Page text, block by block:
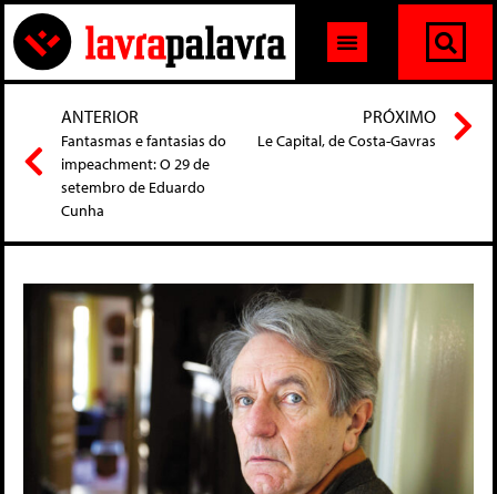
ANTERIOR
Fantasmas e fantasias do
impeachment: O 29 de
setembro de Eduardo
Cunha
PRÓXIMO
Le Capital, de Costa-Gavras